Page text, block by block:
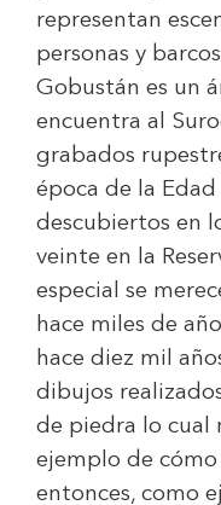
representan
personas y
Gobustán es un
encuentra al
grabados
época de la
descubiertos en
veinte en la
especial se
hace miles de
hace diez mil
dibujos
de piedra lo cual
ejemplo de
entonces, como